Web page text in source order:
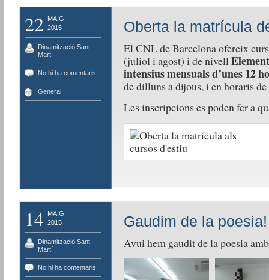
22
MAIG
2015
Dinamització Sant
Martí
No hi ha comentaris
General
Oberta la matrícula
El CNL de Barcelona ofereix
(juliol i agost) i de nivell
intensius mensuals d’unes 12
de dilluns a dijous, i en horaris
Les inscripcions es poden fer a
14
MAIG
2015
Dinamització Sant
Martí
No hi ha comentaris
Gaudim de la poesia!
Avui hem gaudit de la poesia